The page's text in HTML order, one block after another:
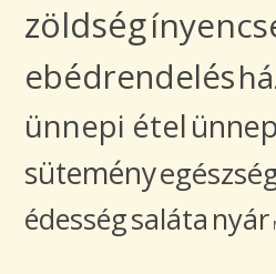
zöldség
ebédrendelés
ünnepi ételünnep
sütemény
édességsaláta nyár